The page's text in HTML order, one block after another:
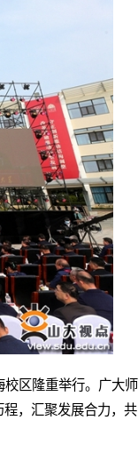
校区隆重举行。广大师
，汇聚发展合力，共